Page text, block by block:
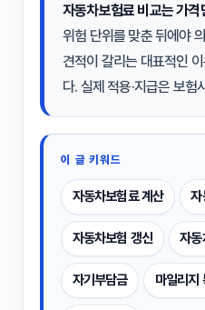
자동차보험료 비교는 가격
위험 단위를 맞춘 뒤에야
견적이 갈리는 대표적인
다. 실제 적용·지급은 보험
이 글 키워드
자동차보험료 계산 자
자동차보험 갱신 자동
자기부담금 마일리지